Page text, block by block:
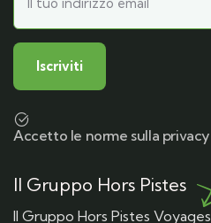
Accetto le norme sulla privacy
Il Gruppo Hors Pistes
Il Gruppo Hors Pistes Voyages